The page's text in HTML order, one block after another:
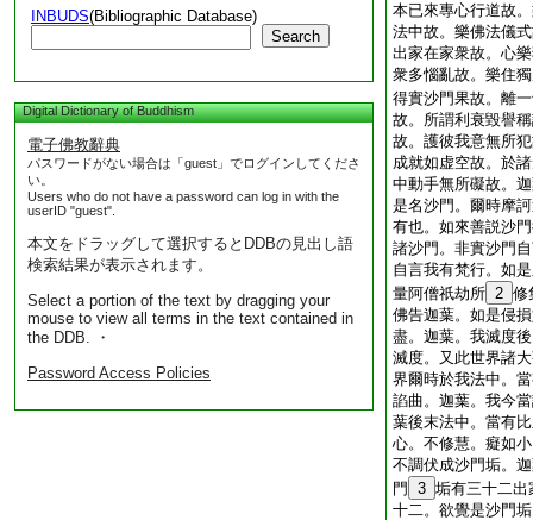
INBUDS(Bibliographic Database)
Search
Digital Dictionary of Buddhism
電子佛教辭典
パスワードがない場合は「guest」でログインしてくださ
い。
Users who do not have a password can log in with the
userID "guest".
本文をドラッグして選択するとDDBの見出し語
検索結果が表示されます。
Select a portion of the text by dragging your
mouse to view all terms in the text contained in
the DDB. ・
Password Access Policies
本已來專心行道故
法中故。樂佛法儀
出家在家衆故。心
衆多惱亂故。樂住
得實沙門果故。離
故。所謂利衰毀譽
故。護彼我意無所
成就如虚空故。於
中動手無所礙故。
是名沙門。爾時摩
有也。如來善説沙
諸沙門。非實沙門
自言我有梵行。如
量阿僧祇劫所 2 修
佛告迦葉。如是侵
盡。迦葉。我滅度
滅度。又此世界諸
界爾時於我法中。
諂曲。迦葉。我今
葉後末法中。當有
心。不修慧。癡如
不調伏成沙門垢。
門
3 垢有三十二出
十二。欲覺是沙門